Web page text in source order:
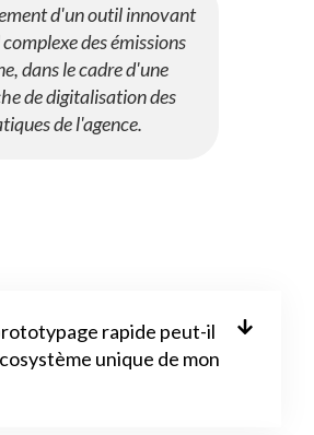
d'un outil innovant
des émissions
dans le cadre d'une
de digitalisation des
de l'agence.
rapide peut-il
unique de mon